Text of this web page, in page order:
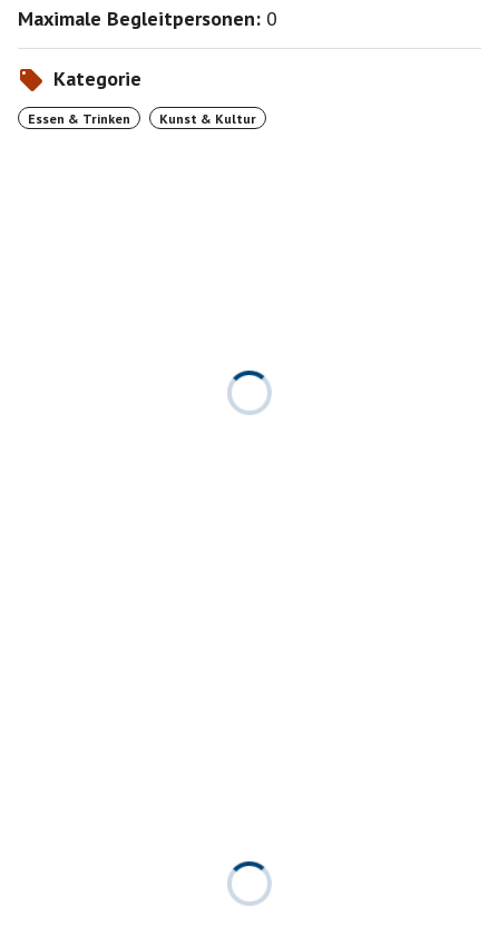
Maximale Begleitpersonen: 0
Kategorie
Essen & Trinken Kunst & Kultur